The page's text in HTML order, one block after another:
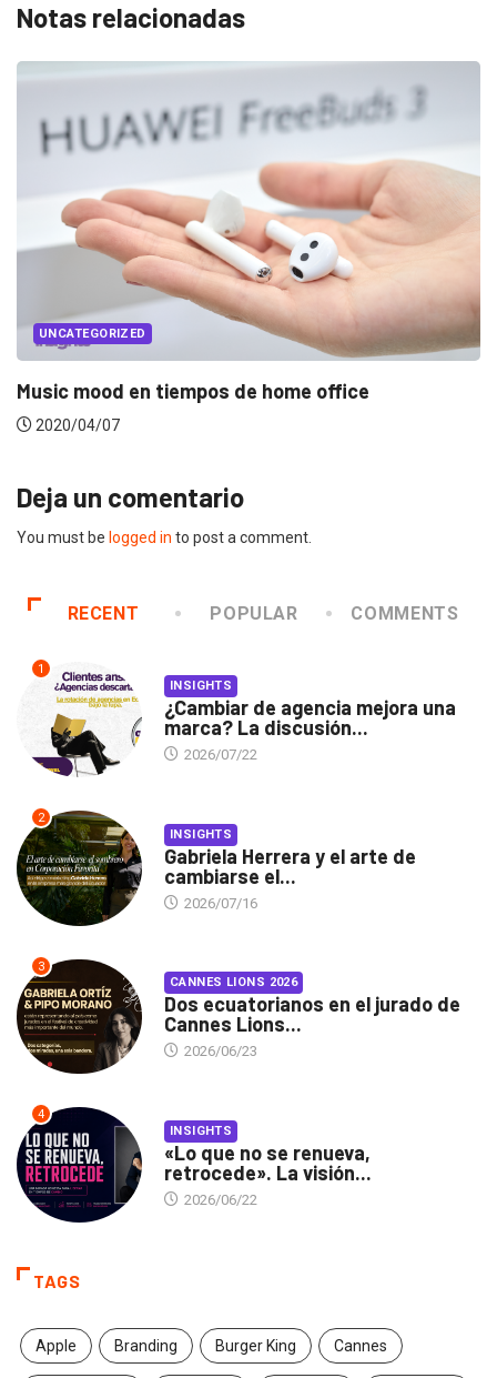
Notas relacionadas
UNCATEGORIZED
Music mood en tiempos de home office
2020/04/07
Deja un comentario
You must be logged in to post a comment.
RECENT POPULAR COMMENTS
1
INSIGHTS
¿Cambiar de agencia mejora una
marca? La discusión...
2026/07/22
2
INSIGHTS
Gabriela Herrera y el arte de
cambiarse el...
2026/07/16
3
CANNES LIONS 2026
Dos ecuatorianos en el jurado de
Cannes Lions...
2026/06/23
4
INSIGHTS
«Lo que no se renueva,
retrocede». La visión...
2026/06/22
TAGS
Apple Branding Burger King Cannes